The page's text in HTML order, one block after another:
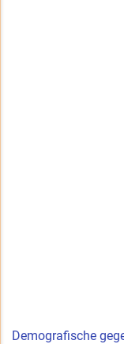
Demografische